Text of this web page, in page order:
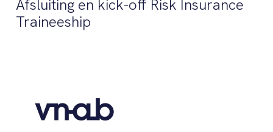
Afsluiting en kick-off Risk Insurance
Traineeship